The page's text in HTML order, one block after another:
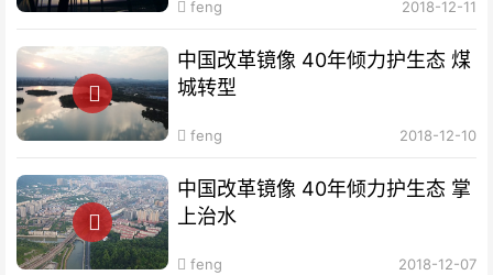
feng 2018-12-11
中国改革镜像 40年倾力护生态 煤
城转型
feng 2018-12-10
中国改革镜像 40年倾力护生态 掌
上治水
feng 2018-12-07